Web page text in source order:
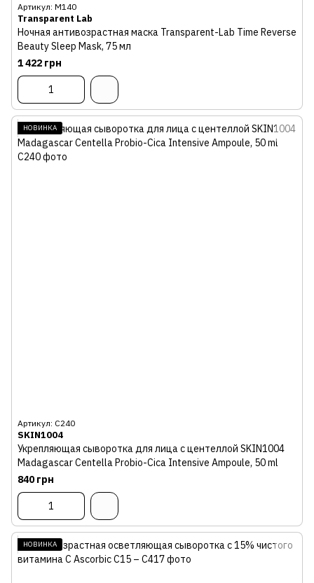
Артикул: М140
Transparent Lab
Ночная антивозрастная маска Transparent-Lab Time Reverse
Beauty Sleep Mask, 75 мл
1 422 грн
НОВИНКА
Артикул: С240
SKIN1004
Укрепляющая сыворотка для лица с центеллой SKIN1004
Madagascar Centella Probio-Cica Intensive Ampoule, 50 ml
840 грн
НОВИНКА